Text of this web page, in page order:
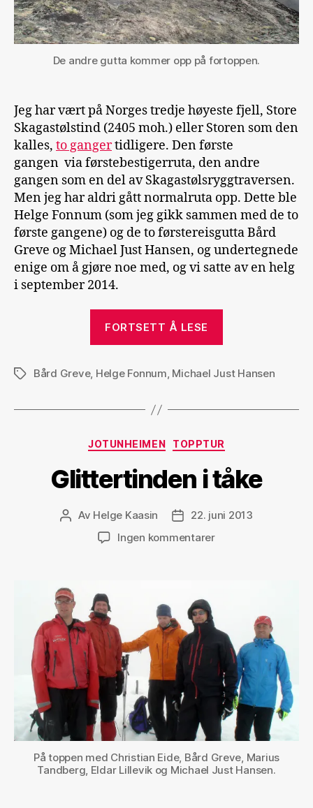
De andre gutta kommer opp på fortoppen.
Jeg har vært på Norges tredje høyeste fjell, Store
Skagastølstind (2405 moh.) eller Storen som den
kalles, to gangertidligere. Den første
gangen via førstebestigerruta, den andre
gangen som en del av Skagastølsryggtraversen.
Men jeg har aldri gått normalruta opp. Dette ble
Helge Fonnum (som jeg gikk sammen med de to
første gangene) og de to førstereisgutta Bård
Greve og Michael Just Hansen, og undertegnede
enige om å gjøre noe med, og vi satte av en helg
i september 2014.
FORTSETT Å LESE
grevens
StikkordBård Greve, Helge Fonnum, Michael Just Hansen
Kategorier
JOTUNHEIMEN TOPPTUR
Glittertinden i tåke
Innleggsforfatter
Av Helge Kaasin Publiseringsdato
22. juni 2013
Ingen kommentarertil
På toppen med Christian Eide, Bård Greve, Marius
Tandberg, Eldar Lillevik og Michael Just Hansen.